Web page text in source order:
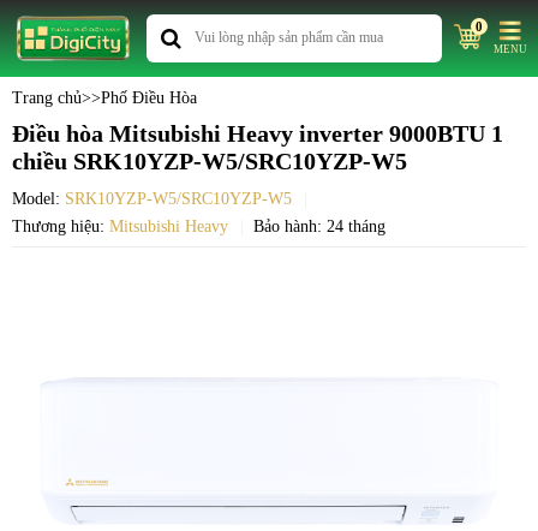
0
MENU
Trang chủ>>Phố Điều Hòa
Điều hòa Mitsubishi Heavy inverter 9000BTU 1
chiều SRK10YZP-W5/SRC10YZP-W5
Model: SRK10YZP-W5/SRC10YZP-W5
Thương hiệu: Mitsubishi Heavy Bảo hành: 24 tháng